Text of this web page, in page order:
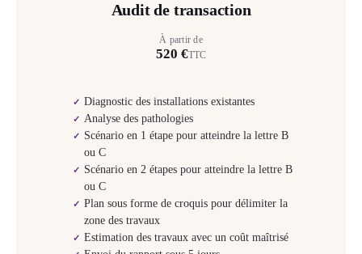
Audit de transaction
À partir de
520 €TTC
✓ Diagnostic des installations existantes
✓ Analyse des pathologies
✓ Scénario en 1 étape pour atteindre la lettre B
ou C
✓ Scénario en 2 étapes pour atteindre la lettre B
ou C
✓ Plan sous forme de croquis pour délimiter la
zone des travaux
✓ Estimation des travaux avec un coût maîtrisé